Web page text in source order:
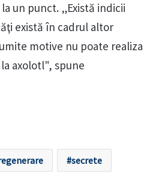
un punct. „Există indicii
există în cadrul altor
motive nu poate realiza
axolotl", spune
secrete